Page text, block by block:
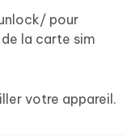
pour
la carte sim
votre appareil.